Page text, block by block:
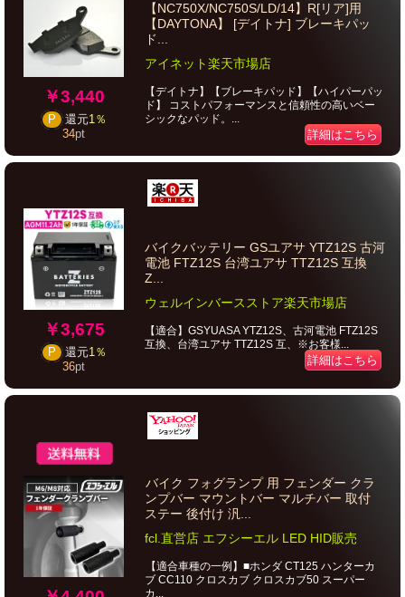
￥3,440
P 還元1％
34pt
【NC750X/NC750S/LD/14】R[リア]用
【DAYTONA】 [デイトナ] ブレーキパッ
ド...
アイネット楽天市場店
【デイトナ】【ブレーキパッド】【ハイパーパッ
ド】 コストパフォーマンスと信頼性の高いベー
シックなパッド。...
詳細はこちら
￥3,675
P 還元1％
36pt
バイクバッテリー GSユアサ YTZ12S 古河
電池 FTZ12S 台湾ユアサ TTZ12S 互換
Z...
ウェルインバースストア楽天市場店
【適合】GSYUASA YTZ12S、古河電池 FTZ12S
互換、台湾ユアサ TTZ12S 互、※お客様...
詳細はこちら
バイク フォグランプ 用 フェンダー クラ
ンプバー マウントバー マルチバー 取付
ステー 後付け 汎...
fcl.直営店 エフシーエル LED HID販売
【適合車種の一例】■ホンダ CT125 ハンターカ
ブ CC110 クロスカブ クロスカブ50 スーパー
カ...